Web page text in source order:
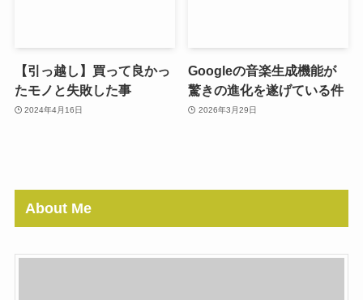
【引っ越し】買って良かっ
たモノと失敗した事
2024年4月16日
Googleの音楽生成機能が
驚きの進化を遂げている件
2026年3月29日
About Me